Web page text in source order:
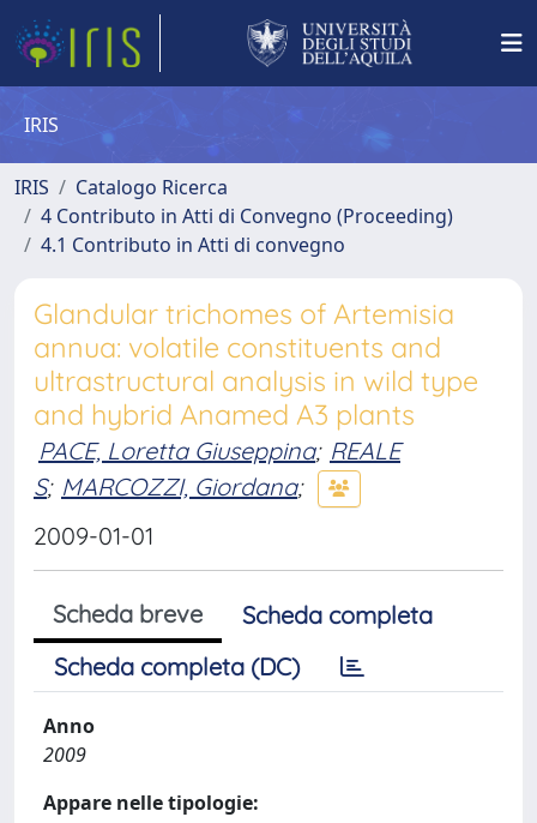
IRIS
IRIS
Catalogo Ricerca
4 Contributo in Atti di Convegno (Proceeding)
4.1 Contributo in Atti di convegno
Glandular trichomes of Artemisia
annua: volatile constituents and
ultrastructural analysis in wild type
and hybrid Anamed A3 plants
PACE, Loretta Giuseppina; REALE
S; MARCOZZI, Giordana;
2009-01-01
Scheda breve
Scheda completa
Scheda completa (DC)
Anno
2009
Appare nelle tipologie: